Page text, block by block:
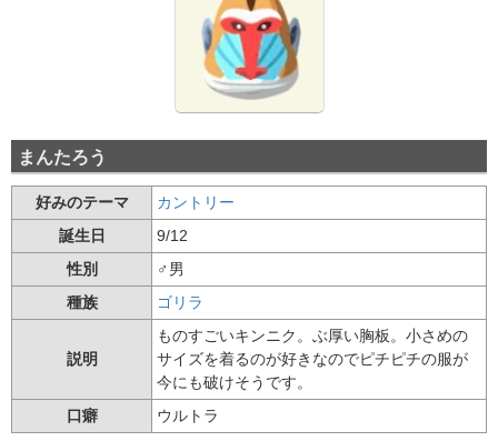
まんたろう
好みのテーマ
カントリー
誕生日
9/12
性別
♂男
種族
ゴリラ
説明
ものすごいキンニク。ぶ厚い胸板。小さめの
サイズを着るのが好きなのでピチピチの服が
今にも破けそうです。
口癖
ウルトラ